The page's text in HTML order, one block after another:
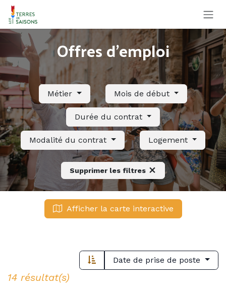
Se rendre au contenu
Offres d'emploi
Métier Mois de début
Durée du contrat
Modalité du contrat Logement
Supprimer les filtres
Afficher la carte interactive
Date de prise de poste
14 résultat(s)